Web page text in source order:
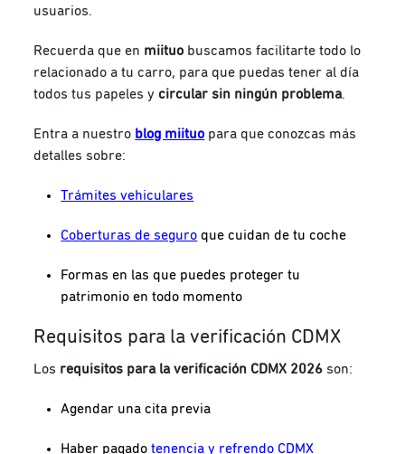
usuarios.
Recuerda que en miituo buscamos facilitarte todo lo
relacionado a tu carro, para que puedas tener al día
todos tus papeles ycircular sin ningún problema.
Entra a nuestro blog miituo para que conozcas más
detalles sobre:
Trámites vehiculares
Coberturas de seguro que cuidan de tu coche
Formas en las que puedes proteger tu
patrimonio en todo momento
Requisitos para la verificación CDMX
Los requisitos para la verificación CDMX 2026 son:
Agendar una cita previa
Haber pagado tenencia y refrendo CDMX